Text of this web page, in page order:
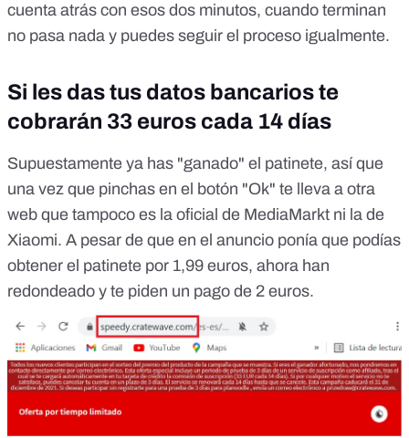
cuenta atrás con esos dos minutos, cuando terminan
no pasa nada y puedes seguir el proceso igualmente.
Si les das tus datos bancarios te
cobrarán 33 euros cada 14 días
Supuestamente ya has "ganado" el patinete, así que
una vez que pinchas en el botón "Ok" te lleva a otra
web que tampoco es la oficial de MediaMarkt ni la de
Xiaomi. A pesar de que en el anuncio ponía que podías
obtener el patinete por 1,99 euros, ahora han
redondeado y te piden un pago de 2 euros.